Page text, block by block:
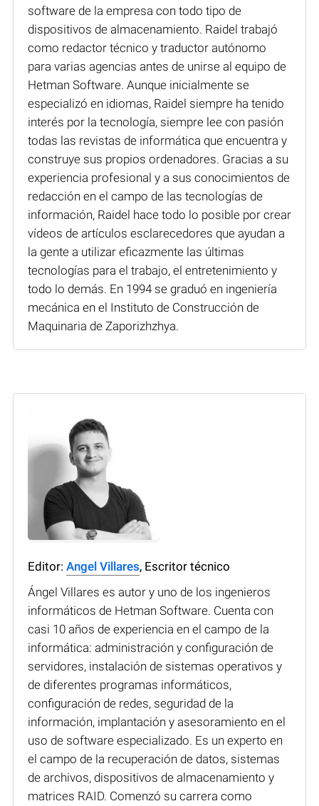
software de la empresa con todo tipo de
dispositivos de almacenamiento. Raidel trabajó
como redactor técnico y traductor autónomo
para varias agencias antes de unirse al equipo de
Hetman Software. Aunque inicialmente se
especializó en idiomas, Raidel siempre ha tenido
interés por la tecnología, siempre lee con pasión
todas las revistas de informática que encuentra y
construye sus propios ordenadores. Gracias a su
experiencia profesional y a sus conocimientos de
redacción en el campo de las tecnologías de
información, Raidel hace todo lo posible por crear
vídeos de artículos esclarecedores que ayudan a
la gente a utilizar eficazmente las últimas
tecnologías para el trabajo, el entretenimiento y
todo lo demás. En 1994 se graduó en ingeniería
mecánica en el Instituto de Construcción de
Maquinaria de Zaporizhzhya.
Editor: Angel Villares, Escritor técnico
Ángel Villares es autor y uno de los ingenieros
informáticos de Hetman Software. Cuenta con
casi 10 años de experiencia en el campo de la
informática: administración y configuración de
servidores, instalación de sistemas operativos y
de diferentes programas informáticos,
configuración de redes, seguridad de la
información, implantación y asesoramiento en el
uso de software especializado. Es un experto en
el campo de la recuperación de datos, sistemas
de archivos, dispositivos de almacenamiento y
matrices RAID. Comenzó su carrera como